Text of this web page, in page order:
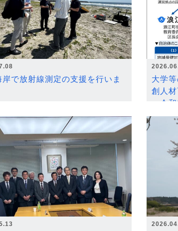
岸で放射線測定の支援を行いま
大学
創人
～令